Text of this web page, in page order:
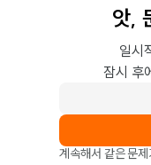
앗,
일시
잠시 후
계속해서 같은 문